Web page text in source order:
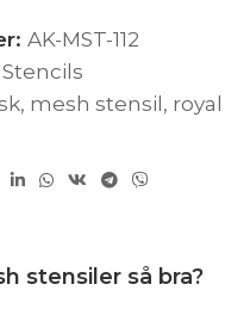
AK-MST-112
, mesh stensil ,
stensiler så bra?